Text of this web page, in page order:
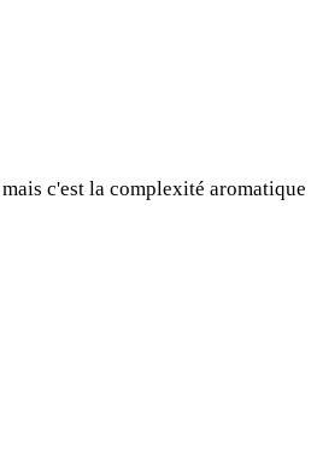
c'est la complexité aromatique